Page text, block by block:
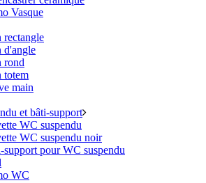
Vasque
rectangle
d'angle
rond
totem
main
et bâti-support
WC suspendu
WC suspendu noir
support pour WC suspendu
WC